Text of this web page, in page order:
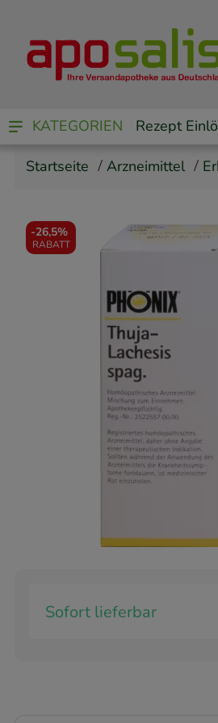
KATEGORIEN Rezept
Startseite Arzneimittel
-26,5%
RABATT
Sofort lieferbar